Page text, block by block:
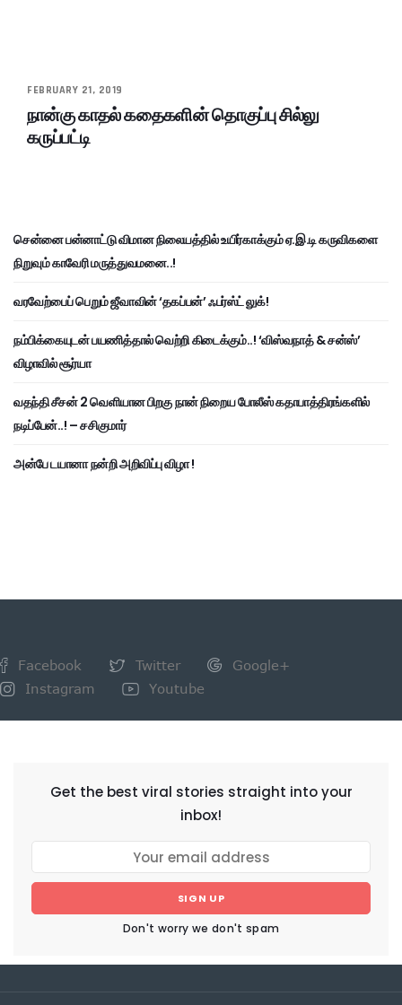
FEBRUARY 21, 2019
நான்கு காதல் கதைகளின் தொகுப்பு சில்லு
கருப்பட்டி
சென்னை பன்னாட்டு விமான நிலையத்தில் உயிர்காக்கும் ஏ.இ.டி கருவிகளை
நிறுவும் காவேரி மருத்துவமனை..!
வரவேற்பைப் பெறும் ஜீவாவின் ‘தகப்பன்’ ஃபர்ஸ்ட் லுக்!
நம்பிக்கையுடன் பயணித்தால் வெற்றி கிடைக்கும்..! ‘விஸ்வநாத் & சன்ஸ்’
விழாவில் சூர்யா
வதந்தி சீசன் 2 வெளியான பிறகு நான் நிறைய போலீஸ் கதாபாத்திரங்களில்
நடிப்பேன்..! – சசிகுமார்
அன்பே டயானா நன்றி அறிவிப்பு விழா !
Facebook Twitter
Google+
Instagram
Youtube
Get the best viral stories straight into your
inbox!
SIGN UP
Don't worry we don't spam